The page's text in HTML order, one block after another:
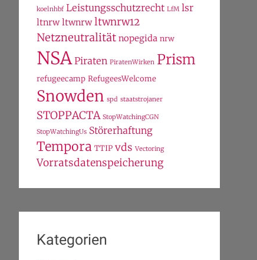
koelnhbf Leistungsschutzrecht LfM lsr
ltnrw ltwnrw ltwnrw12
Netzneutralität nopegida nrw
NSA Piraten PiratenWirken Prism
refugeecamp RefugeesWelcome
Snowden spd staatstrojaner
STOPPACTA StopWatchingCGN
StopWatchingUs Störerhaftung
Tempora TTIP vds Vectoring
Vorratsdatenspeicherung
Kategorien